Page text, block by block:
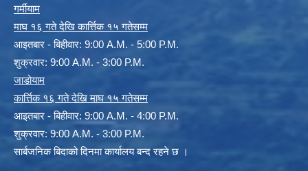
गर्मीयाम
माघ १६ गते देखि कार्त्तिक १५ गतेसम्म
आइतबार - बिहीवार: 9:00 A.M. - 5:00 P.M.
शुक्रवार: 9:00 A.M. - 3:00 P.M.
जाडोयाम
कार्त्तिक १६ गते देखि माघ १५ गतेसम्म
आइतबार - बिहीवार: 9:00 A.M. - 4:00 P.M.
शुक्रवार: 9:00 A.M. - 3:00 P.M.
सार्बजनिक बिदाको दिनमा कार्यालय बन्द रहने छ ।